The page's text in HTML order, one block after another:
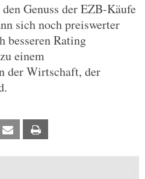
Genuss der EZB-Käufe
sich noch preiswerter
besseren Rating
einem
der Wirtschaft, der
Email